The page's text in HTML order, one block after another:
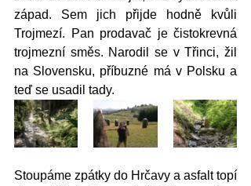
západ. Sem jich přijde hodně kvůli
Trojmezí. Pan prodavač je čistokrevná
trojmezní směs. Narodil se v Třinci, žil
na Slovensku, příbuzné má v Polsku a
teď se usadil tady.
Stoupáme zpátky do Hrčavy a asfalt topí